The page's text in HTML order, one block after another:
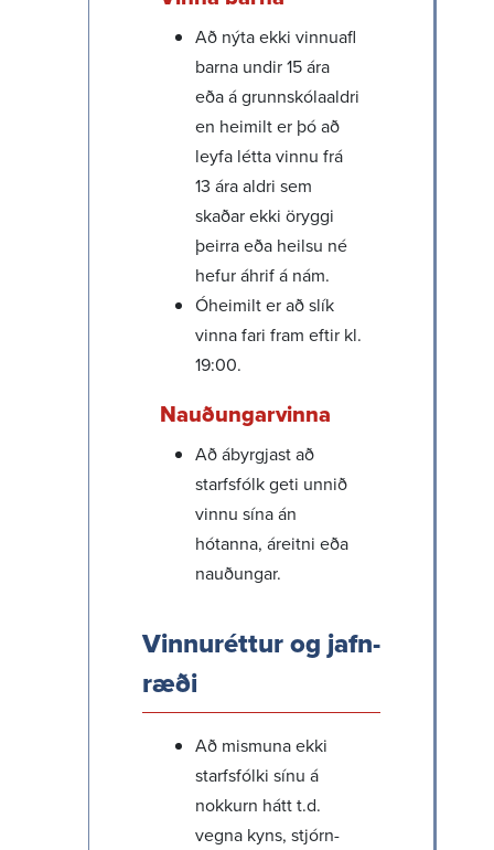
Að nýta ekki vinnuafl
barna undir 15 ára
eða á grunn­skóla­aldri
en heimilt er þó að
leyfa létta vinnu frá
13 ára aldri sem
skaðar ekki öryggi
þeirra eða heilsu né
hefur áhrif á nám.
Óheimilt er að slík
vinna fari fram eftir kl.
19:00.
Nauð­ung­ar­vinna
Að ábyrgjast að
starfs­fólk geti unnið
vinnu sína án
hótanna, áreitni eða
nauð­ungar.
Vinnu­réttur og jafn­
ræði
Að mismuna ekki
starfs­fólki sínu á
nokkurn hátt t.d.
vegna kyns, stjórn­